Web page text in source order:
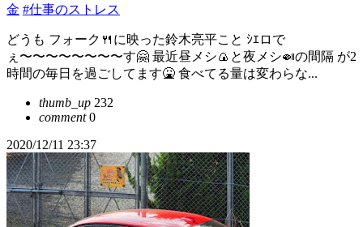
金 #仕事のストレス
どうも フォーク🍴に映った鈴木亮平こと ｼｴロで
ぇ〜〜〜〜〜〜〜〜す🤗 最近昼メシ🍙と夜メシ🍛の間隔 が2
時間の毎日を過ごしてます🤮 食べてる量は変わらな...
thumb_up 232
comment0
2020/12/11 23:37